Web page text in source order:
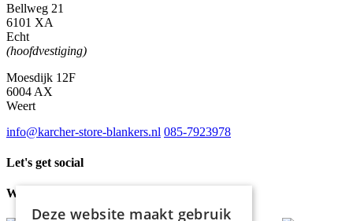
Bellweg 21
6101 XA
Echt
(hoofdvestiging)
Moesdijk 12F
6004 AX
Weert
info@karcher-store-blankers.nl 085-7923978
Let's get social
Waar wij voor staan
Deze website maakt gebruik